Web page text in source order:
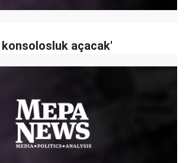
konsolosluk açacak'